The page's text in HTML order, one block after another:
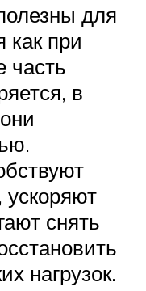
для
как при
часть
в
снять
нагрузок.